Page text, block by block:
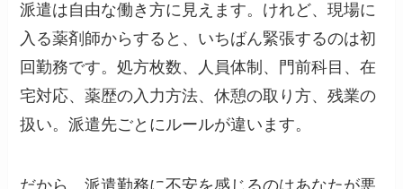
派遣は自由な働き方に見えます。けれど、現場に
入る薬剤師からすると、いちばん緊張するのは初
回勤務です。処方枚数、人員体制、門前科目、在
宅対応、薬歴の入力方法、休憩の取り方、残業の
扱い。派遣先ごとにルールが違います。
だから、派遣勤務に不安を感じるのはあなたが悪